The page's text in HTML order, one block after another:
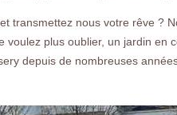
transmettez nous votre rêve ?
plus oublier, un jardin
depuis de nombreuses